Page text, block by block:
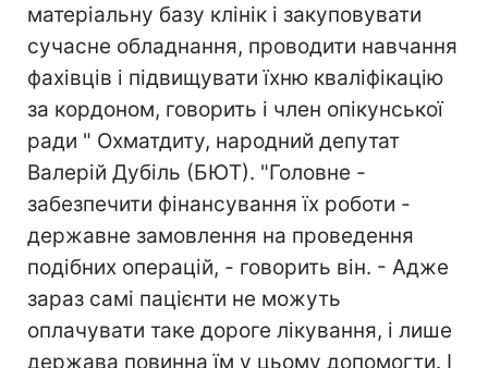
матеріальну базу клінік і закуповувати
сучасне обладнання, проводити навчання
фахівців і підвищувати їхню кваліфікацію
за кордоном, говорить і член опікунської
ради " Охматдиту, народний депутат
Валерій Дубіль (БЮТ). "Головне -
забезпечити фінансування їх роботи -
державне замовлення на проведення
подібних операцій, - говорить він. - Адже
зараз самі пацієнти не можуть
оплачувати таке дороге лікування, і лише
держава повинна їм у цьому допомогти. І